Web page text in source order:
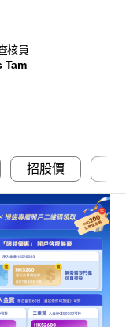
核員
Tam
招股價